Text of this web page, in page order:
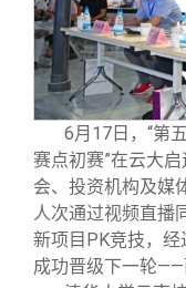
6月17日，“第
赛点初赛”在云大
会、投资机构及媒
人次通过视频直播
新项目PK竞技，经
成功晋级下一轮——